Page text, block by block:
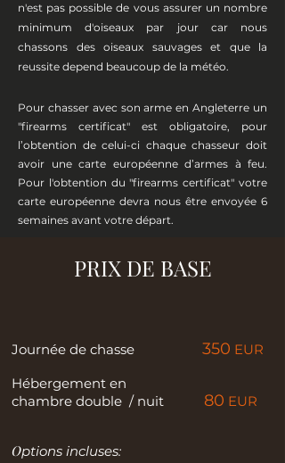
n'est pas possible de vous assurer un nombre
minimum d'oiseaux par jour car nous
chassons des oiseaux sauvages et que la
reussite depend beaucoup de la météo.
Pour chasser avec son arme en Angleterre un
″firearms certificat″ est obligatoire, pour
l’obtention de celui-ci chaque chasseur doit
avoir une carte européenne d’armes à feu.
Pour l'obtention du ″firearms certificat″ votre
carte européenne devra nous être envoyée 6
semaines avant votre départ.
PRIX DE BASE​​
Journée de chasse 350 EUR
Hébergement en
chambre double / nuit
80 EUR
Options incluses: